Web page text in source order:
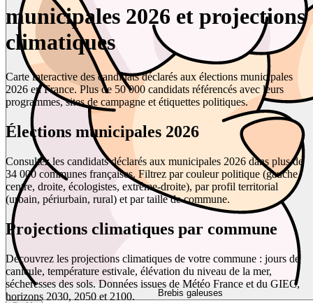
Brebis galeuses
municipales 2026 et projections
climatiques
Carte interactive des candidats déclarés aux élections municipales
2026 en France. Plus de 50 000 candidats référencés avec leurs
programmes, sites de campagne et étiquettes politiques.
Élections municipales 2026
Consultez les candidats déclarés aux municipales 2026 dans plus de
34 000 communes françaises. Filtrez par couleur politique (gauche,
centre, droite, écologistes, extrême-droite), par profil territorial
(urbain, périurbain, rural) et par taille de commune.
Projections climatiques par commune
Découvrez les projections climatiques de votre commune : jours de
canicule, température estivale, élévation du niveau de la mer,
sécheresses des sols. Données issues de Météo France et du GIEC,
horizons 2030, 2050 et 2100.